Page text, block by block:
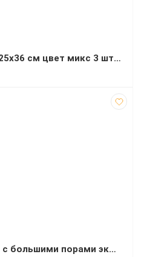
Салфетки вискозные 25х36 см цвет микс 3 штуки
Губки кухонные Novax с большими порами эконом 5 штук